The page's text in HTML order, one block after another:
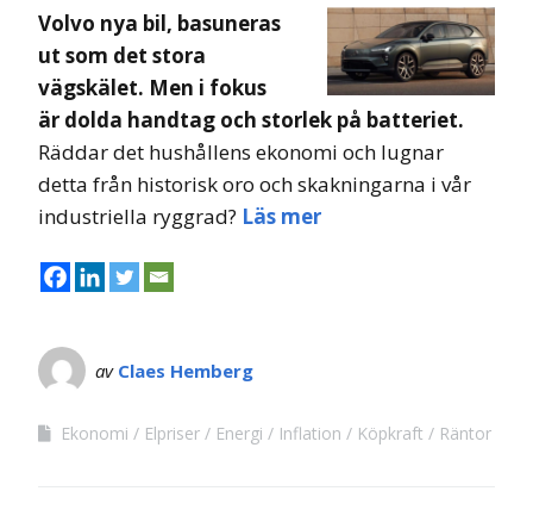
Volvo nya bil, basuneras
ut som det stora
vägskälet. Men i fokus
är dolda handtag och storlek på batteriet.
Räddar det hushållens ekonomi och lugnar
detta från historisk oro och skakningarna i vår
industriella ryggrad? Läs mer
av Claes Hemberg
Ekonomi Elpriser Energi Inflation Köpkraft Räntor